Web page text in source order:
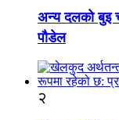
अन्य दलको बुइ
पौडेल
२